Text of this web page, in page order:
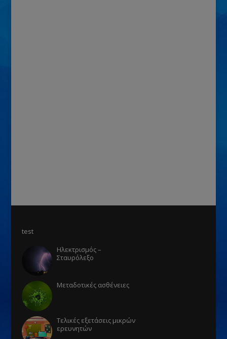
test
Ηλεκτρισμός –
Σταυρόλεξο
Μεταδοτικές ασθένειες
Τελικές εξετάσεις μικρών
ερευνητών